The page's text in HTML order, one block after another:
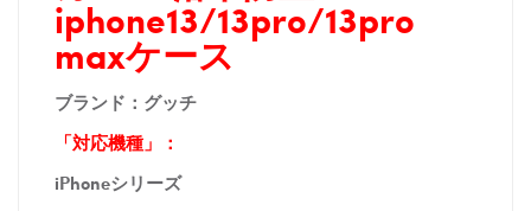
iphone13/13pro/13pro
maxケース
ブランド： グッチ
「対応機種」：
iPhoneシリーズ